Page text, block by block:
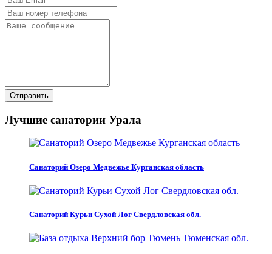
Отправить
Лучшие санатории Урала
Санаторий Озеро Медвежье Курганская область
Санаторий Курьи Сухой Лог Свердловская обл.